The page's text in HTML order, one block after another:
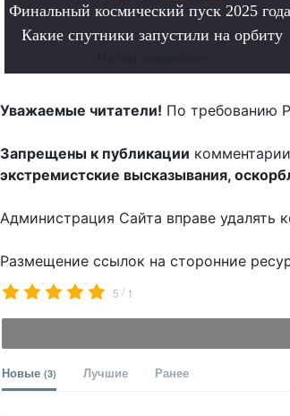
Финальный космический пуск 2025
Какие спутники запустили на орбиту
Уважаемые читатели! По требованию
Запрещены к публикации
экстремистские высказывания,
Администрация Сайта вправе удалять
Размещение ссылок на сторонние
5 / 1
Новые (3) Лучшие Ранее